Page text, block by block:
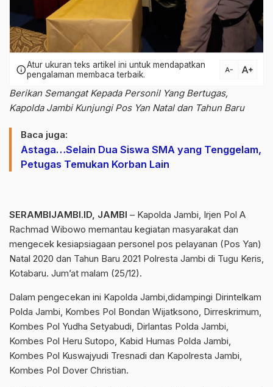
infoAtur ukuran teks artikel ini untuk mendapatkan
pengalaman membaca terbaik.
text_decrease text_increase
Berikan Semangat Kepada Personil Yang Bertugas,
Kapolda Jambi Kunjungi Pos Yan Natal dan Tahun Baru
Baca juga:
Astaga…Selain Dua Siswa SMA yang Tenggelam,
Petugas Temukan Korban Lain
SERAMBIJAMBI.ID, JAMBI – Kapolda Jambi, Irjen Pol A
Rachmad Wibowo memantau kegiatan masyarakat dan
mengecek kesiapsiagaan personel pos pelayanan (Pos Yan)
Natal 2020 dan Tahun Baru 2021 Polresta Jambi di Tugu Keris,
Kotabaru. Jum’at malam (25/12).
Dalam pengecekan ini Kapolda Jambi,didampingi Dirintelkam
Polda Jambi, Kombes Pol Bondan Wijatksono, Dirreskrimum,
Kombes Pol Yudha Setyabudi, Dirlantas Polda Jambi,
Kombes Pol Heru Sutopo, Kabid Humas Polda Jambi,
Kombes Pol Kuswajyudi Tresnadi dan Kapolresta Jambi,
Kombes Pol Dover Christian.